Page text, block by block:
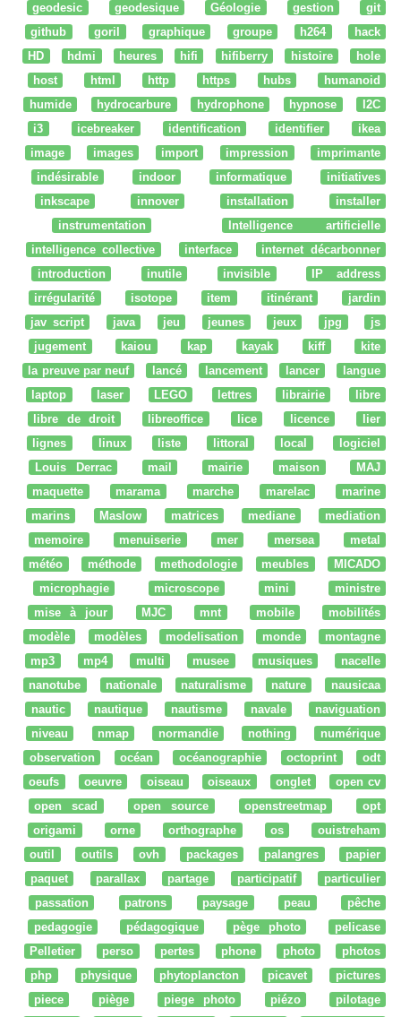
geodesic geodesique Géologie gestion
git
github
goril graphique groupe h264
hack
HD
hdmi heures hifi hifiberry histoire
hole
host
html http https hubs
humanoid
humide
hydrocarbure hydrophone hypnose
I2C
i3
icebreaker identification identifier
ikea
image
images import impression
imprimante
indésirable
indoor informatique
initiatives
inkscape
innover installation
installer
instrumentation
Intelligence artificielle
intelligence collective
interface
internet décarbonner
introduction
inutile invisible
IP address
irrégularité
isotope item itinérant
jardin
jav script
java jeu jeunes jeux jpg
js
jugement
kaiou kap kayak kiff
kite
la preuve par neuf
lancé lancement lancer
langue
laptop
laser LEGO lettres librairie
libre
libre de droit
libreoffice lice licence
lier
lignes
linux liste littoral local
logiciel
Louis Derrac
mail mairie maison
MAJ
maquette
marama marche marelac
marine
marins
Maslow matrices mediane
mediation
memoire
menuiserie mer mersea
metal
météo
méthode methodologie meubles
MICADO
microphagie
microscope mini
ministre
mise à jour
MJC mnt mobile
mobilités
modèle
modèles modelisation monde
montagne
mp3
mp4 multi musee musiques
nacelle
nanotube
nationale naturalisme nature
nausicaa
nautic
nautique nautisme navale
naviguation
niveau
nmap normandie nothing
numérique
observation
océan océanographie octoprint
odt
oeufs
oeuvre oiseau oiseaux onglet
open cv
open scad
open source openstreetmap
opt
origami
orne orthographe os
ouistreham
outil
outils ovh packages palangres
papier
paquet
parallax partage participatif
particulier
passation
patrons paysage peau
pêche
pedagogie
pédagogique pège photo
pelicase
Pelletier
perso pertes phone photo
photos
php
physique phytoplancton picavet
pictures
piece
piège piege photo piézo
pilotage